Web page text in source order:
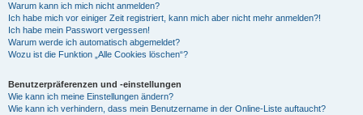
Warum kann ich mich nicht anmelden?
Ich habe mich vor einiger Zeit registriert, kann mich aber nicht mehr anmelden?!
Ich habe mein Passwort vergessen!
Warum werde ich automatisch abgemeldet?
Wozu ist die Funktion „Alle Cookies löschen“?
Benutzerpräferenzen und -einstellungen
Wie kann ich meine Einstellungen ändern?
Wie kann ich verhindern, dass mein Benutzername in der Online-Liste auftaucht?